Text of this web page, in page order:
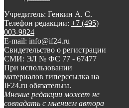
Учредитель: Генкин А. С.
Телефон редакции: +7 (495)
003-9824
E-mail: info@if24.ru
Свидетельство о регистрации
СМИ: ЭЛ № ФС 77 - 67477
При использовании
материалов гиперссылка на
IF24.ru обязательна.
Мнение редакции может не
совпадать с мнением автора